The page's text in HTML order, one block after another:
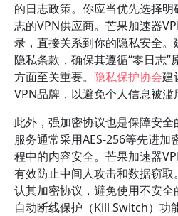
的日志政策。你应当优先选择
志的VPN供应商。芒果加速器
录，直接关系到你的隐私安全
隐私条款，确保其遵循“零日志
方面至关重要。 隐私保护协会建
VPN品牌，以避免个人信息被滥
此外，强加密协议也是保障安
服务通常采用AES-256等先进加
程中的内容安全。芒果加速器
有效防止中间人攻击和数据窃
认其加密协议，避免使用不安
自动断线保护（Kill Switch）功